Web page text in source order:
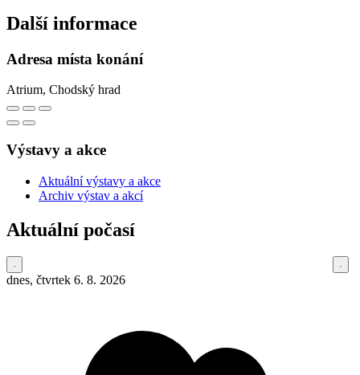
Další informace
Adresa místa konání
Atrium, Chodský hrad
Výstavy a akce
Aktuální výstavy a akce
Archiv výstav a akcí
Aktuální počasí
dnes, čtvrtek 6. 8. 2026